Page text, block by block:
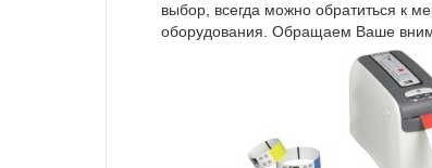
выбор, всегда можно обратиться к
оборудования. Обращаем Ваше